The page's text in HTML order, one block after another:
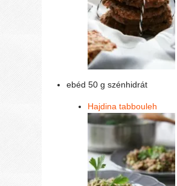
ebéd 50 g szénhidrát
Hajdina tabbouleh